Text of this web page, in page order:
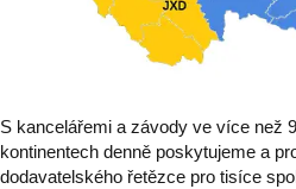
S kancelářemi a závody ve více než
kontinentech denně poskytujeme a
dodavatelského řetězce pro tisíce